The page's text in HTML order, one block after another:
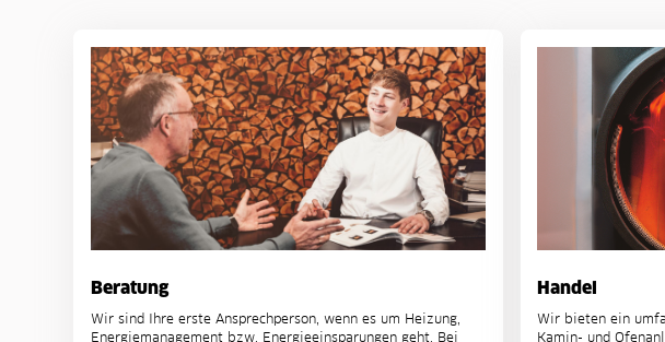
Beratung
Wir sind Ihre erste Ansprechperson, wenn es um Heizung,
Energiemanagement bzw. Energieeinsparungen geht. Bei
Handel
Wir bieten ein
Kamin- und